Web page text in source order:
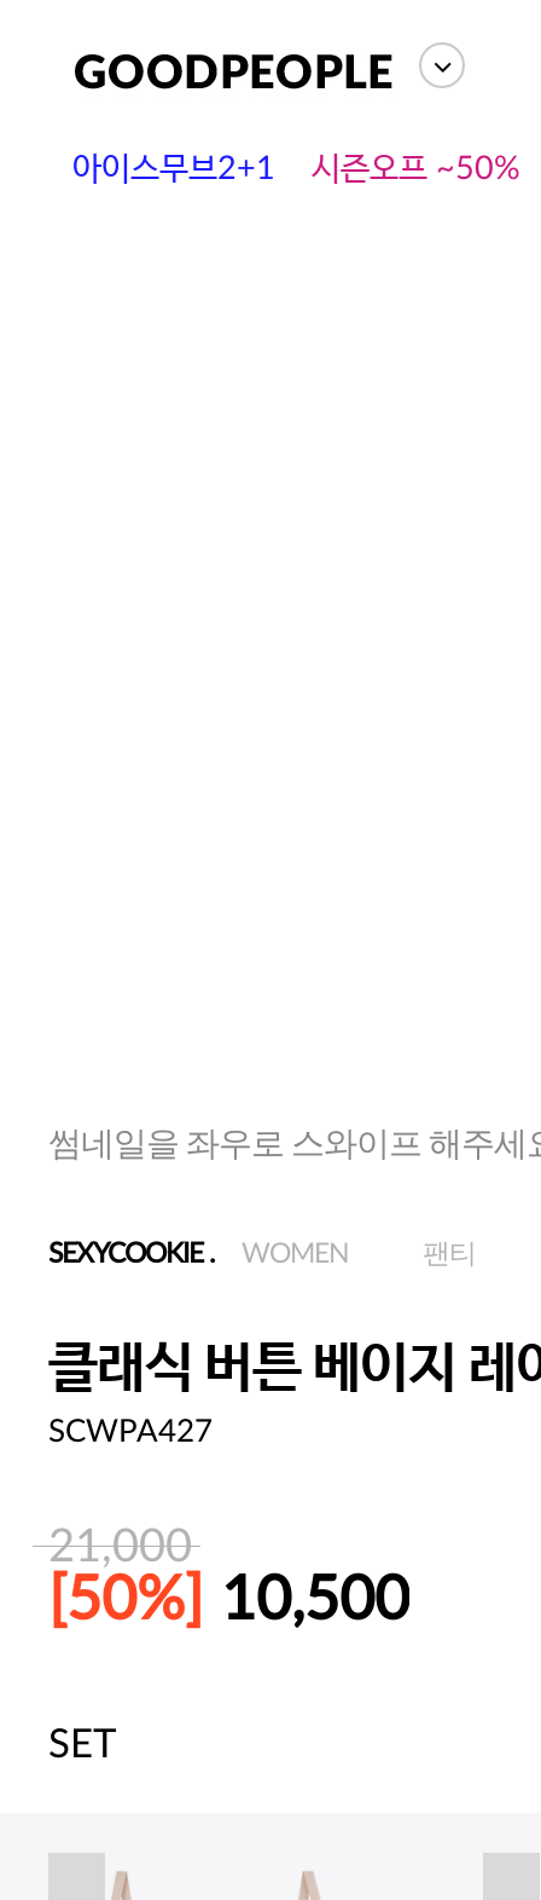
아이스무브2+1 시즌오프 ~50%
썸네일을 좌우로 스와이프 해주세
SEXYCOOKIE. WOMEN 팬티
클래식 버튼 베이지 레
SCWPA427
21,000
[50%] 10,500
주말특가 20%(8.7~8.9)/5만원 이
SET